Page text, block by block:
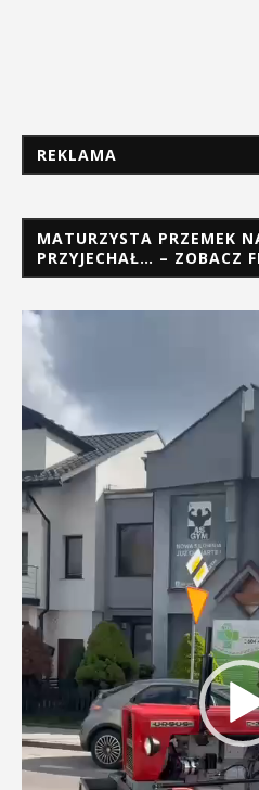
REKLAMA
MATURZYSTA PRZEMEK
PRZYJECHAŁ… – ZOBACZ
Odtwarzacz